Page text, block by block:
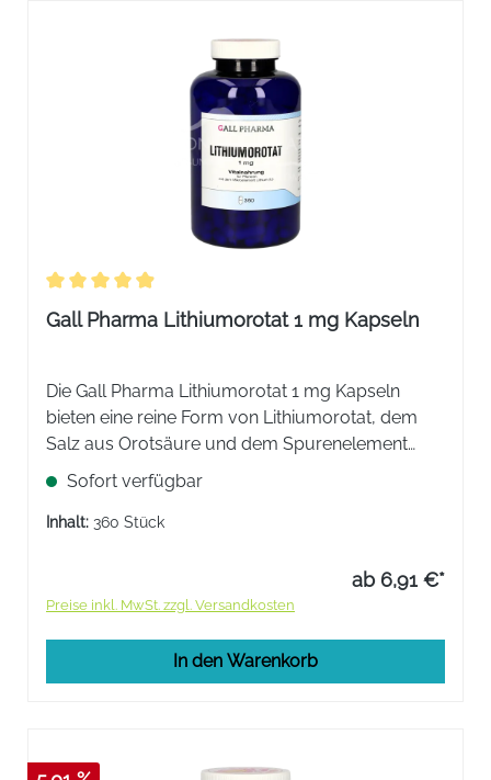
Durchschnittliche Bewertung von 4.91 von 5 Sternen
Gall Pharma Lithiumorotat 1 mg Kapseln
Die Gall Pharma Lithiumorotat 1 mg Kapseln
bieten eine reine Form von Lithiumorotat, dem
Salz aus Orotsäure und dem Spurenelement
Lithium. 1 Kapsel enthält 1 mg Lithiumorotat
Monohydrat entsprechend 38,5 µg Lithium.
Sofort verfügbar
Inhalt: 360 Stück
ab 6,91 €*
Preise inkl. MwSt. zzgl. Versandkosten
In den Warenkorb